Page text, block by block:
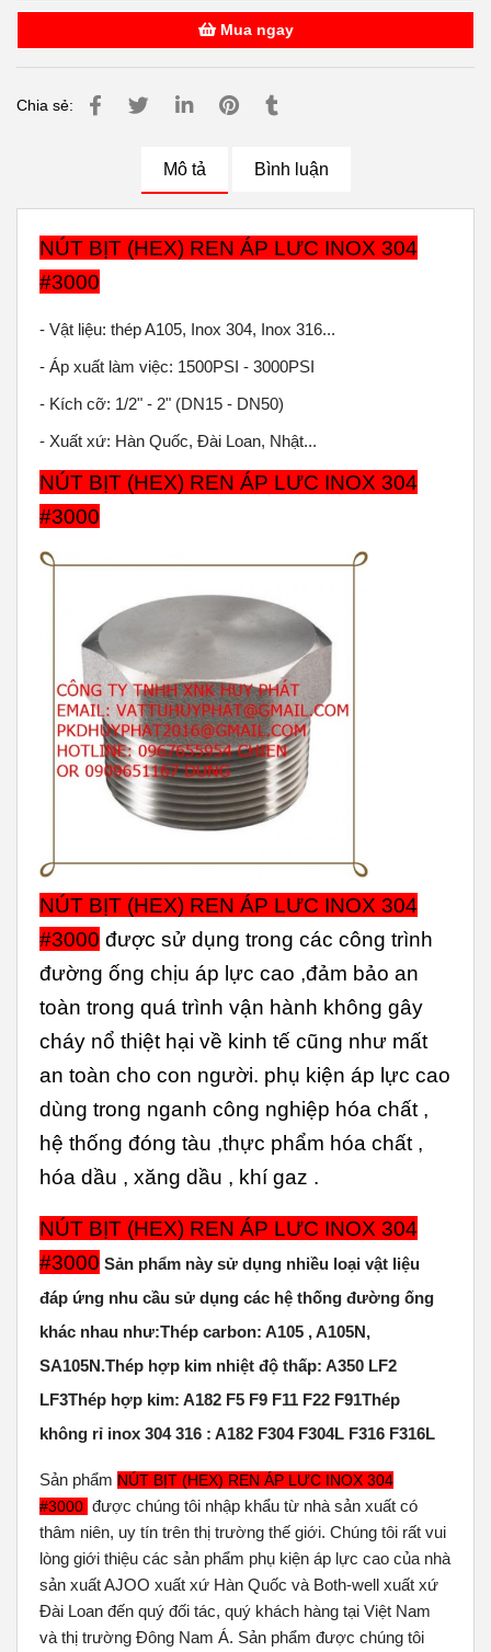
Mua ngay
Chia sẻ:
Mô tả Bình luận
NÚT BỊT (HEX) REN ÁP LƯC INOX 304
#3000
- Vật liệu: thép A105, Inox 304, Inox 316...
- Áp xuất làm việc: 1500PSI - 3000PSI
- Kích cỡ: 1/2" - 2" (DN15 - DN50)
- Xuất xứ: Hàn Quốc, Đài Loan, Nhật...
NÚT BỊT (HEX) REN ÁP LƯC INOX 304
#3000
NÚT BỊT (HEX) REN ÁP LƯC INOX 304
#3000 được sử dụng trong các công trình
đường ống chịu áp lực cao ,đảm bảo an
toàn trong quá trình vận hành không gây
cháy nổ thiệt hại về kinh tế cũng như mất
an toàn cho con người. phụ kiện áp lực cao
dùng trong nganh công nghiệp hóa chất ,
hệ thống đóng tàu ,thực phẩm hóa chất ,
hóa dầu , xăng dầu , khí gaz .
NÚT BỊT (HEX) REN ÁP LƯC INOX 304
#3000 Sản phẩm này sử dụng nhiều loại vật liệu
đáp ứng nhu cầu sử dụng các hệ thống đường ống
khác nhau như:Thép carbon: A105 , A105N,
SA105N.Thép hợp kim nhiệt độ thấp: A350 LF2
LF3Thép hợp kim: A182 F5 F9 F11 F22 F91Thép
không rỉ inox 304 316 : A182 F304 F304L F316 F316L
Sản phẩm NÚT BỊT (HEX) REN ÁP LƯC INOX 304
#3000 được chúng tôi nhập khẩu từ nhà sản xuất có
thâm niên, uy tín trên thị trường thế giới. Chúng tôi rất vui
lòng giới thiệu các sản phẩm phụ kiện áp lực cao của nhà
sản xuất AJOO xuất xứ Hàn Quốc và Both-well xuất xứ
Đài Loan đến quý đối tác, quý khách hàng tại Việt Nam
và thị trường Đông Nam Á. Sản phẩm được chúng tôi